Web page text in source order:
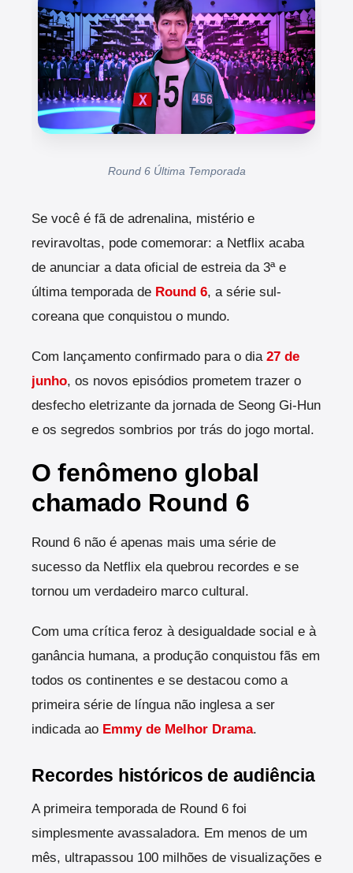
Round 6 Última Temporada
Se você é fã de adrenalina, mistério e
reviravoltas, pode comemorar: a Netflix acaba
de anunciar a data oficial de estreia da 3ª e
última temporada de Round 6, a série sul-
coreana que conquistou o mundo.
Com lançamento confirmado para o dia 27 de
junho, os novos episódios prometem trazer o
desfecho eletrizante da jornada de Seong Gi-Hun
e os segredos sombrios por trás do jogo mortal.
O fenômeno global
chamado Round 6
Round 6 não é apenas mais uma série de
sucesso da Netflix ela quebrou recordes e se
tornou um verdadeiro marco cultural.
Com uma crítica feroz à desigualdade social e à
ganância humana, a produção conquistou fãs em
todos os continentes e se destacou como a
primeira série de língua não inglesa a ser
indicada ao Emmy de Melhor Drama.
Recordes históricos de audiência
A primeira temporada de Round 6 foi
simplesmente avassaladora. Em menos de um
mês, ultrapassou 100 milhões de visualizações e